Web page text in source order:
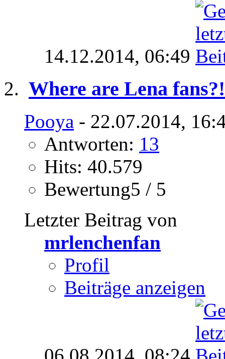
14.12.2014, 06:49
Where are Lena
Pooya - 22.07.2014,
Antworten: 13
Hits: 40.579
Bewertung5 / 5
Letzter Beitrag von
mrlenchenfan
Profil
Beiträge anzeigen